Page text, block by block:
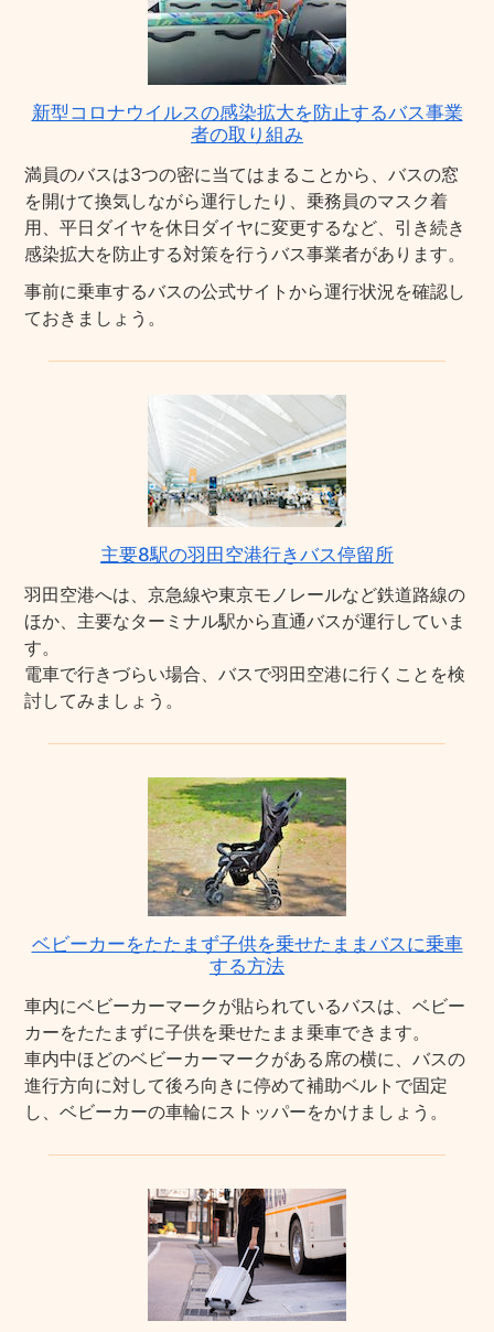
新型コロナウイルスの感染拡大を防止するバス事業
者の取り組み
満員のバスは3つの密に当てはまることから、バスの窓
を開けて換気しながら運行したり、乗務員のマスク着
用、平日ダイヤを休日ダイヤに変更するなど、引き続き
感染拡大を防止する対策を行うバス事業者があります。
事前に乗車するバスの公式サイトから運行状況を確認し
ておきましょう。
主要8駅の羽田空港行きバス停留所
羽田空港へは、京急線や東京モノレールなど鉄道路線の
ほか、主要なターミナル駅から直通バスが運行していま
す。
電車で行きづらい場合、バスで羽田空港に行くことを検
討してみましょう。
ベビーカーをたたまず子供を乗せたままバスに乗車
する方法
車内にベビーカーマークが貼られているバスは、ベビー
カーをたたまずに子供を乗せたまま乗車できます。
車内中ほどのベビーカーマークがある席の横に、バスの
進行方向に対して後ろ向きに停めて補助ベルトで固定
し、ベビーカーの車輪にストッパーをかけましょう。